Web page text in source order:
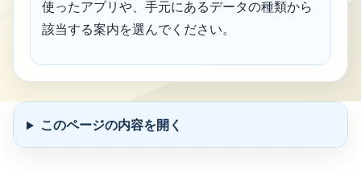
使ったアプリや、手元にあるデータの種類から
該当する案内を選んでください。
このページの内容を開く